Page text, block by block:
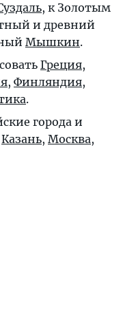
, к Золотым
и древний
Мышкин.
Греция,
, Финляндия,
.
города и
Казань, Москва,